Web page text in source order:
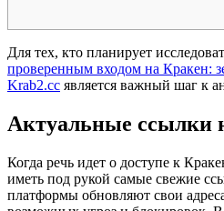
Для тех, кто планирует
проверенным входом на Кракен:
Krab2.cc является важный шаг к
Актуальные ссылки
Когда речь идет о доступе к
иметь под рукой самые свежие
платформы обновляют свои